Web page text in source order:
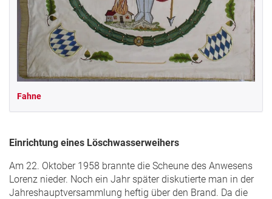
Fahne
Einrichtung eines Löschwasserweihers
Am 22. Oktober 1958 brannte die Scheune des Anwesens
Lorenz nieder. Noch ein Jahr später diskutierte man in der
Jahreshauptversammlung heftig über den Brand. Da die